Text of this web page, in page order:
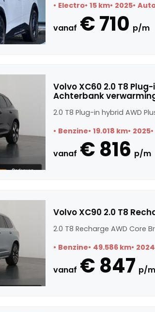
Electro 15 km 2025
vanaf € 710 p/m
Volvo XC60 2.0 T8
Achterbank
2.0 T8 Plug-in hybrid AWD
Benzine 19.018 km 2025
vanaf € 816 p/m
Volvo XC90 2.0 T8
2.0 T8 Recharge AWD Core
Benzine 49.586 km 2024
vanaf € 847 p/m